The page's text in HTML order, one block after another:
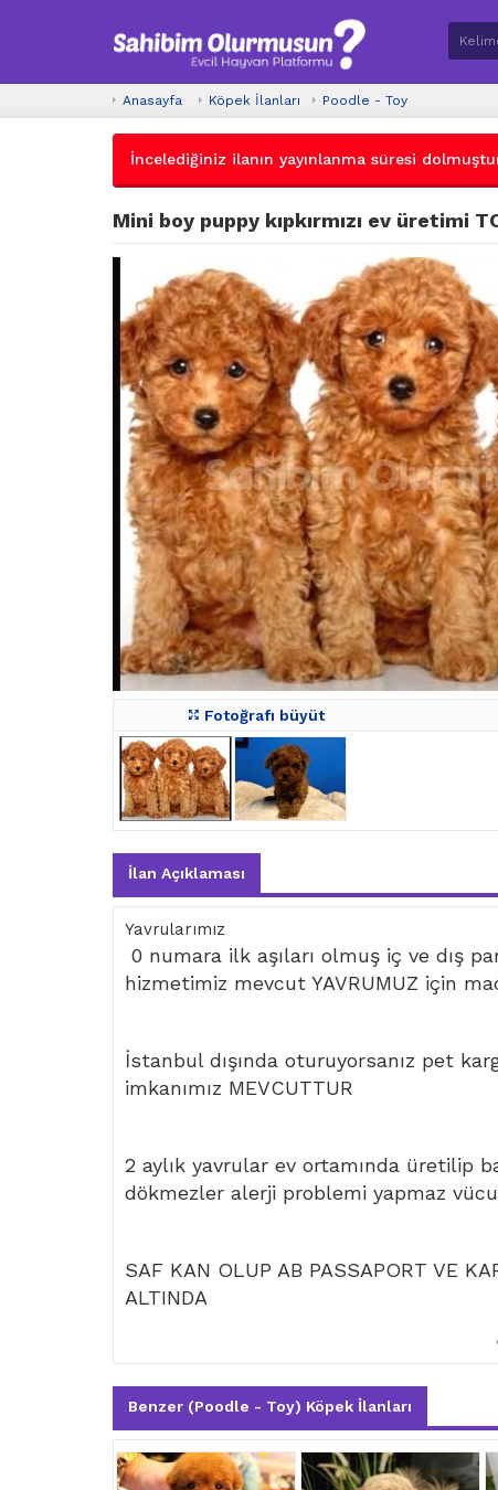
Anasayfa Köpek İlanları Poodle - Toy
İncelediğiniz ilanın yayınlanma süresi
Mini boy puppy kıpkırmızı ev üretimi
Fotoğrafı büyüt
İlan Açıklaması
Yavrularımız
0 numara ilk aşıları olmuş iç ve dış
hizmetimiz mevcut YAVRUMUZ için
İstanbul dışında oturuyorsanız pet
imkanımız MEVCUTTUR
2 aylık yavrular ev ortamında üretilip
dökmezler alerji problemi yapmaz
SAF KAN OLUP AB PASSAPORT VE
ALTINDA
Benzer (Poodle - Toy) Köpek İlanları